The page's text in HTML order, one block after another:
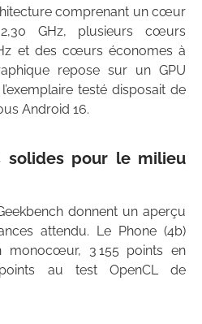
comprenant un cœur
GHz, plusieurs cœurs
et des cœurs économes à
repose sur un GPU
testé disposait de
Android 16.
solides pour le milieu
donnent un aperçu
attendu. Le Phone (4b)
monocœur, 3 155 points en
au test OpenCL de